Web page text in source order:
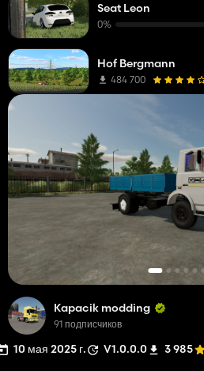
Kapacik modding
91 подписчиков
10 мая 2025 г. V1.0.0.0 3 985
Seat Leon
0%
Hof Bergmann
484 700